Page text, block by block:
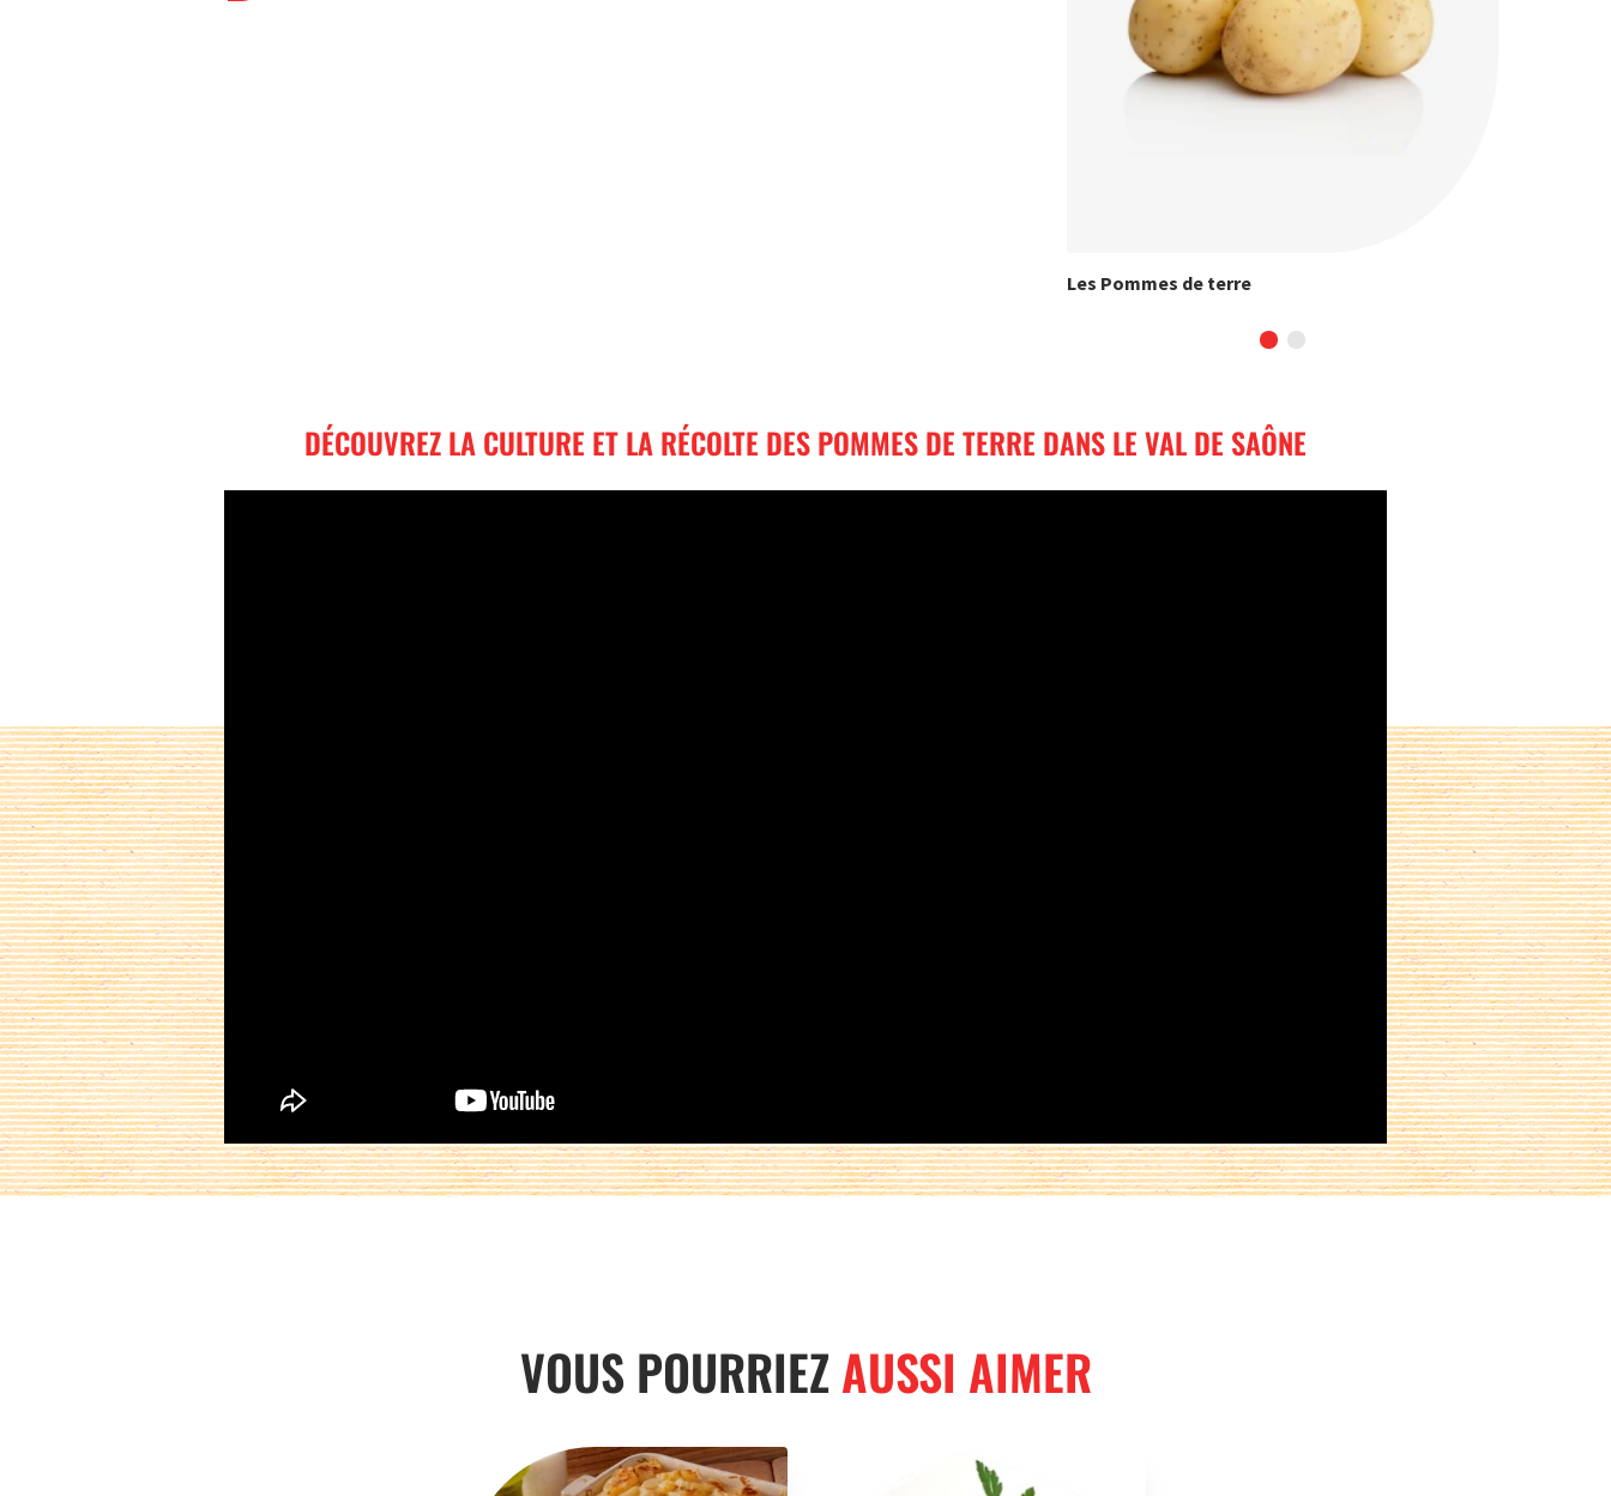
Les Pommes de terre
DÉCOUVREZ LA CULTURE ET LA RÉCOLTE DES POMMES DE TERRE DANS LE VAL DE SAÔNE
Partager sur :
VOUS POURRIEZAUSSI AIMER